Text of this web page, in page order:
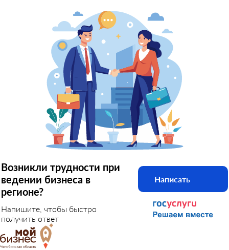
Возникли трудности при
ведении бизнеса в
регионе?
Напишите, чтобы быстро
получить ответ
Написать